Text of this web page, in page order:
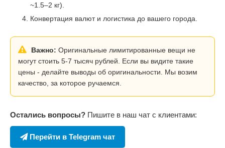
~1.5–2 кг).
Конвертация валют и логистика до вашего города.
Важно: Оригинальные лимитированные вещи не
могут стоить 5-7 тысяч рублей. Если вы видите такие
цены - делайте выводы об оригинальности. Мы возим
качество, за которое ручаемся.
Остались вопросы? Пишите в наш чат с клиентами:
Перейти в Telegram чат